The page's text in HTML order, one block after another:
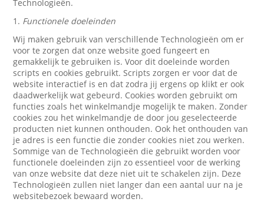
Technologieën.
1. Functionele doeleinden
Wij maken gebruik van verschillende Technologieën om er
voor te zorgen dat onze website goed fungeert en
gemakkelijk te gebruiken is. Voor dit doeleinde worden
scripts en cookies gebruikt. Scripts zorgen er voor dat de
website interactief is en dat zodra jij ergens op klikt er ook
daadwerkelijk wat gebeurd. Cookies worden gebruikt om
functies zoals het winkelmandje mogelijk te maken. Zonder
cookies zou het winkelmandje de door jou geselecteerde
producten niet kunnen onthouden. Ook het onthouden van
je adres is een functie die zonder cookies niet zou werken.
Sommige van de Technologieën die gebruikt worden voor
functionele doeleinden zijn zo essentieel voor de werking
van onze website dat deze niet uit te schakelen zijn. Deze
Technologieën zullen niet langer dan een aantal uur na je
websitebezoek bewaard worden.